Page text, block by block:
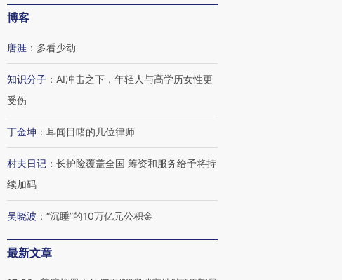
行员跨国走私7万
育部长拱下台
】走进第四届链博
有意思的生活方式·第三对
住三大增长引擎是什么？
博客
唐涯 ： 多看少动
知识分子 ： AI冲击之下，年轻人与高学历女性更
受伤
丁金坤 ： 耳闻目睹的几位律师
村夫日记 ： 长护险覆盖全国 筹资和服务给予将持
续加码
吴晓波 ： “沉睡”的10万亿元公积金
最新文章